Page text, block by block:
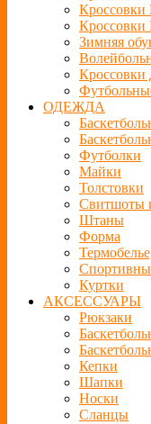
Кроссовки
Кроссовки
Зимняя
Кроссовки
ОДЕЖДА
Футболки
Майки
Толстовки
Свитшоты
Штаны
Форма
Куртки
АКСЕССУАРЫ
Рюкзаки
Кепки
Шапки
Носки
Сланцы